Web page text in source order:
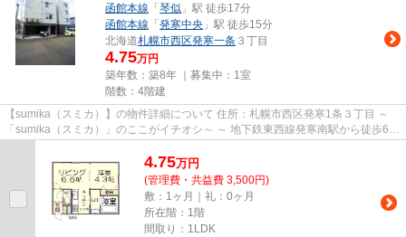
函館本線 「 琴似 」駅 徒歩17分
函館本線 「 発寒中央 」駅 徒歩15分
北海道札幌市西区発寒一条 ３丁目
4.75万円
築年数：築8年 ｜募集中： 1室
階数：4階建
【sumika（スミカ）】の物件詳細について 住所：札幌市西区発寒1条３丁目 ～
「sumika（スミカ）」のここがイチオシ～ ～ 地下鉄東西線発寒南駅から徒歩6分
4.75万円
(管理費・共益費 3,500円)
敷：1ヶ月｜礼：0ヶ月
所在階：1階
間取り：1LDK